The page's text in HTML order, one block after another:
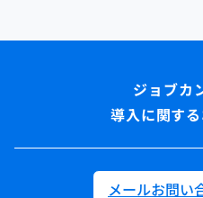
導入に関す
メールお問い